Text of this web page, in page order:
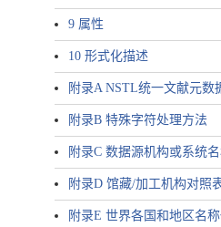
9 属性
10 形式化描述
附录A NSTL统一文献元数
附录B 特殊字符处理方法
附录C 数据源机构或系统名
附录D 馆藏/加工机构对照
附录E 世界各国和地区名